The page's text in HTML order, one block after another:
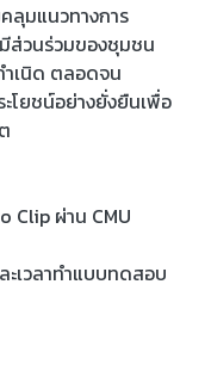
ลุมแนวทางการ
ส่วนร่วมของชุมชน
ำเนิด ตลอดจน
ะโยชน์อย่างยั่งยืนเพื่อ
Clip ผ่าน CMU
ะเวลาทำแบบทดสอบ